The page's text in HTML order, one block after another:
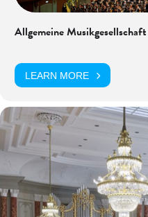
Allgemeine
LEARN MORE